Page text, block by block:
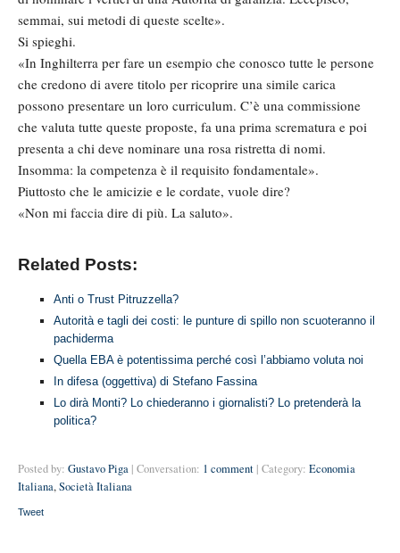
semmai, sui metodi di queste scelte».
Si spieghi.
«In Inghilterra per fare un esempio che conosco tutte le persone
che credono di avere titolo per ricoprire una simile carica
possono presentare un loro curriculum. C’è una commissione
che valuta tutte queste proposte, fa una prima scrematura e poi
presenta a chi deve nominare una rosa ristretta di nomi.
Insomma: la competenza è il requisito fondamentale».
Piuttosto che le amicizie e le cordate, vuole dire?
«Non mi faccia dire di più. La saluto».
Related Posts:
Anti o Trust Pitruzzella?
Autorità e tagli dei costi: le punture di spillo non scuoteranno il
pachiderma
Quella EBA è potentissima perché così l’abbiamo voluta noi
In difesa (oggettiva) di Stefano Fassina
Lo dirà Monti? Lo chiederanno i giornalisti? Lo pretenderà la
politica?
Posted by: Gustavo Piga | Conversation: 1 comment | Category: Economia
Italiana,Società Italiana
Tweet